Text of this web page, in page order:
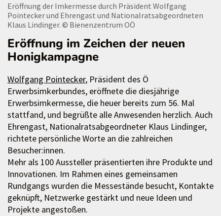
Eröffnung der Imkermesse durch Präsident Wolfgang
Pointecker und Ehrengast und Nationalratsabgeordneten
Klaus Lindinger. © Bienenzentrum OÖ
Eröffnung im Zeichen der neuen
Honigkampagne
Wolfgang Pointecker, Präsident des Ö
Erwerbsimkerbundes, eröffnete die diesjährige
Erwerbsimkermesse, die heuer bereits zum 56. Mal
stattfand, und begrüßte alle Anwesenden herzlich. Auch
Ehrengast, Nationalratsabgeordneter Klaus Lindinger,
richtete persönliche Worte an die zahlreichen
Besucher:innen.
Mehr als 100 Aussteller präsentierten ihre Produkte und
Innovationen. Im Rahmen eines gemeinsamen
Rundgangs wurden die Messestände besucht, Kontakte
geknüpft, Netzwerke gestärkt und neue Ideen und
Projekte angestoßen.